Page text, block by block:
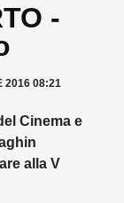
-
2016 08:21
Cinema e
alla V